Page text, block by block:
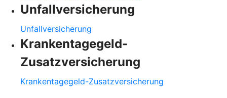
Unfallversicherung
Unfallversicherung
Krankentagegeld-
Zusatzversicherung
Krankentagegeld-Zusatzversicherung